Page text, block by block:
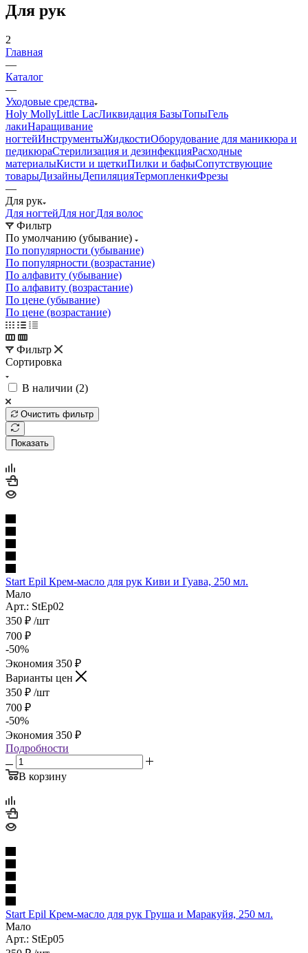
Для рук
2
Главная
—
Каталог
—
Уходовые средства
Holy MollyLittle LacЛиквидация БазыТопыГель
лакиНаращивание
ногтейИнструментыЖидкостиОборудование для маникюра и
педикюраСтерилизация и дезинфекцияРасходные
материалыКисти и щеткиПилки и бафыСопутствующие
товарыДизайныДепиляцияТермопленкиФрезы
—
Для рук
Для ногтейДля ногДля волос
Фильтр
По умолчанию (убывание)
По популярности (убывание)
По популярности (возрастание)
По алфавиту (убывание)
По алфавиту (возрастание)
По цене (убывание)
По цене (возрастание)
Фильтр
Сортировка
В наличии (2)
Очистить фильтр
Показать
Start Epil Крем-масло для рук Киви и Гуава, 250 мл.
Мало
Арт.: StEp02
350 ₽ /шт
700 ₽
-50%
Экономия 350 ₽
Варианты цен
350 ₽ /шт
700 ₽
-50%
Экономия 350 ₽
Подробности
В корзину
Start Epil Крем-масло для рук Груша и Маракуйя, 250 мл.
Мало
Арт.: StEp05